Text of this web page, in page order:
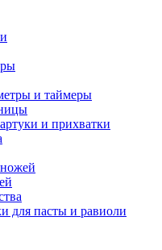
и таймеры
и прихватки
для пасты и равиоли